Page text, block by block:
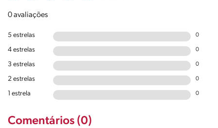
0 avaliações
5 estrelas 0
4 estrelas 0
3 estrelas 0
2 estrelas 0
1 estrela 0
Comentários (0)